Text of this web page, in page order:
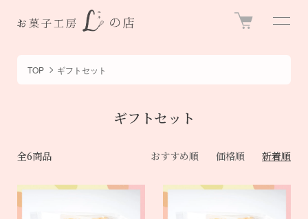
TOP ギフトセット
ギフトセット
全6商品 おすすめ順 価格順 新着順